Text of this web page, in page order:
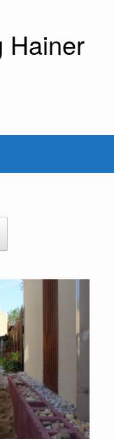
Hainer